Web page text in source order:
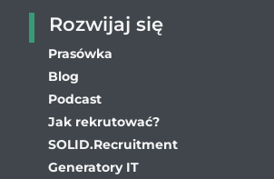
Rozwijaj się
Prasówka
Blog
Podcast
Jak rekrutować?
SOLID.Recruitment
Generatory IT